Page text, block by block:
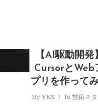
【AI駆動開発
CursorとWeb
プリを作って
ByYKS In技術ネタ